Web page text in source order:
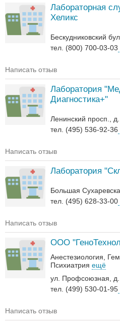
Лабораторная
Хеликс
Бескудниковский
тел. (800) 700-03-03
Написать отзыв
Лаборатория
Диагностика+"
Ленинский просп.,
тел. (495) 536-92-36
Написать отзыв
Лаборатория
Большая
тел. (495) 628-33-00
Написать отзыв
ООО
Анестезиология
Психиатрия ещё
ул. Профсоюзная,
тел. (499) 530-01-95
Написать отзыв